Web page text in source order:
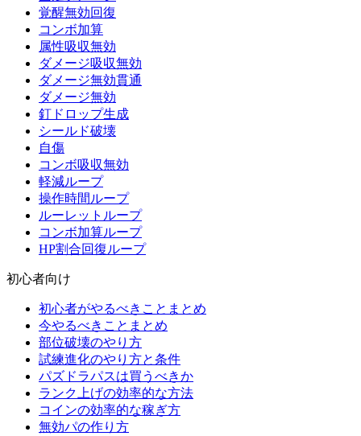
覚醒無効回復
コンボ加算
属性吸収無効
ダメージ吸収無効
ダメージ無効貫通
ダメージ無効
釘ドロップ生成
シールド破壊
自傷
コンボ吸収無効
軽減ループ
操作時間ループ
ルーレットループ
コンボ加算ループ
HP割合回復ループ
初心者向け
初心者がやるべきことまとめ
今やるべきことまとめ
部位破壊のやり方
試練進化のやり方と条件
パズドラパスは買うべきか
ランク上げの効率的な方法
コインの効率的な稼ぎ方
無効パの作り方